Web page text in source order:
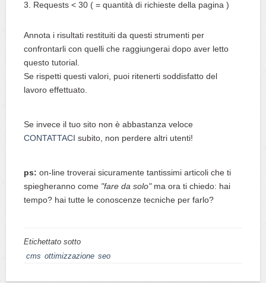
Requests < 30 ( = quantità di richieste della pagina )
Annota i risultati restituiti da questi strumenti per
confrontarli con quelli che raggiungerai dopo aver letto
questo tutorial.
Se rispetti questi valori, puoi ritenerti soddisfatto del
lavoro effettuato.
Se invece il tuo sito non è abbastanza veloce
CONTATTACI subito, non perdere altri utenti!
ps: on-line troverai sicuramente tantissimi articoli che ti
spiegheranno come "fare da solo"ma ora ti chiedo: hai
tempo? hai tutte le conoscenze tecniche per farlo?
Etichettato sotto
cms ottimizzazione seo